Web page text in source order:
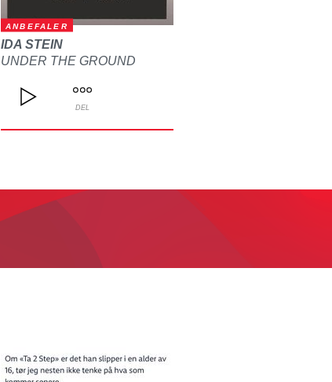
ANBEFALER
IDA STEIN
UNDER THE GROUND
DEL